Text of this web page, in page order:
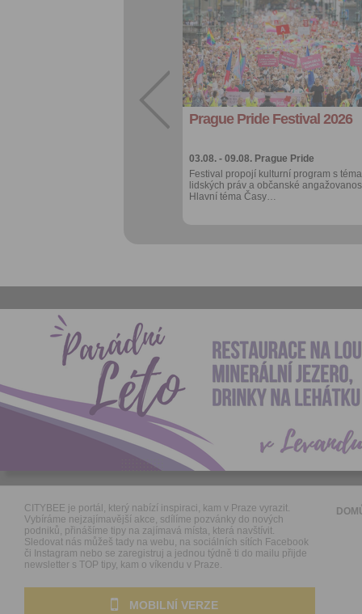
Prague Pride Festival 2026
03.08. - 09.08. Prague Pride
Festival propojí kulturní program s
lidských práv a občanské
Hlavní téma Časy…
Přidat do
oblíbených
Sdílet:
Facebook
export do
kalendáře
Více výhod pro
CITYBEE je portál, který nabízí inspiraci, kam v Praze vyrazit.
Vybíráme nejzajímavější akce, sdílíme pozvánky do nových
podniků, přinášíme tipy na zajímavá místa, která navštívit.
Sledovat nás můžeš tady na webu, na sociálních sítích Facebook
či Instagram nebo se zaregistruj a jednou týdně ti do mailu přijde
newsletter s TOP tipy, kam o víkendu v Praze.
MOBILNÍ VERZE